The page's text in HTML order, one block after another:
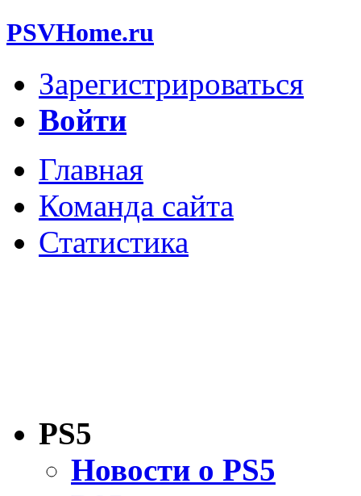
PSVHome.ru
Зарегистрироваться
Войти
Главная
Команда сайта
Статистика
PS5
Новости о PS5